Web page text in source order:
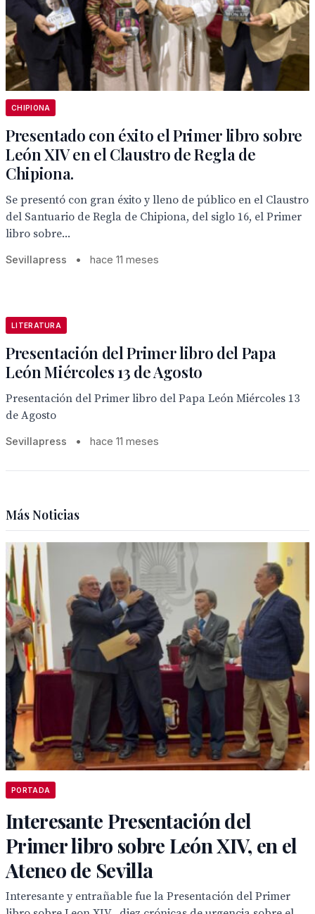
CHIPIONA
Presentado con éxito el Primer libro sobre
León XIV en el Claustro de Regla de
Chipiona.
Se presentó con gran éxito y lleno de público en el Claustro
del Santuario de Regla de Chipiona, del siglo 16, el Primer
libro sobre...
Sevillapress • hace 11 meses
LITERATURA
Presentación del Primer libro del Papa
León Miércoles 13 de Agosto
Presentación del Primer libro del Papa León Miércoles 13
de Agosto
Sevillapress • hace 11 meses
Más Noticias
PORTADA
Interesante Presentación del
Primer libro sobre León XIV, en el
Ateneo de Sevilla
Interesante y entrañable fue la Presentación del Primer